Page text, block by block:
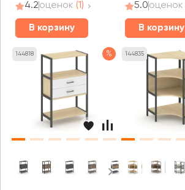
4.2оценок (1)
В корзину
5.0оценок
В корзину
144818 % 144835